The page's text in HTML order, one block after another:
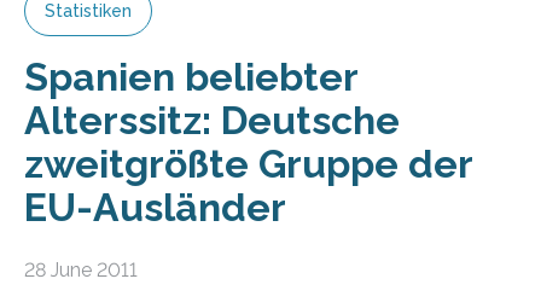
Statistiken
Spanien beliebter
Alterssitz: Deutsche
zweitgrößte Gruppe der
EU-Ausländer
28 June 2011